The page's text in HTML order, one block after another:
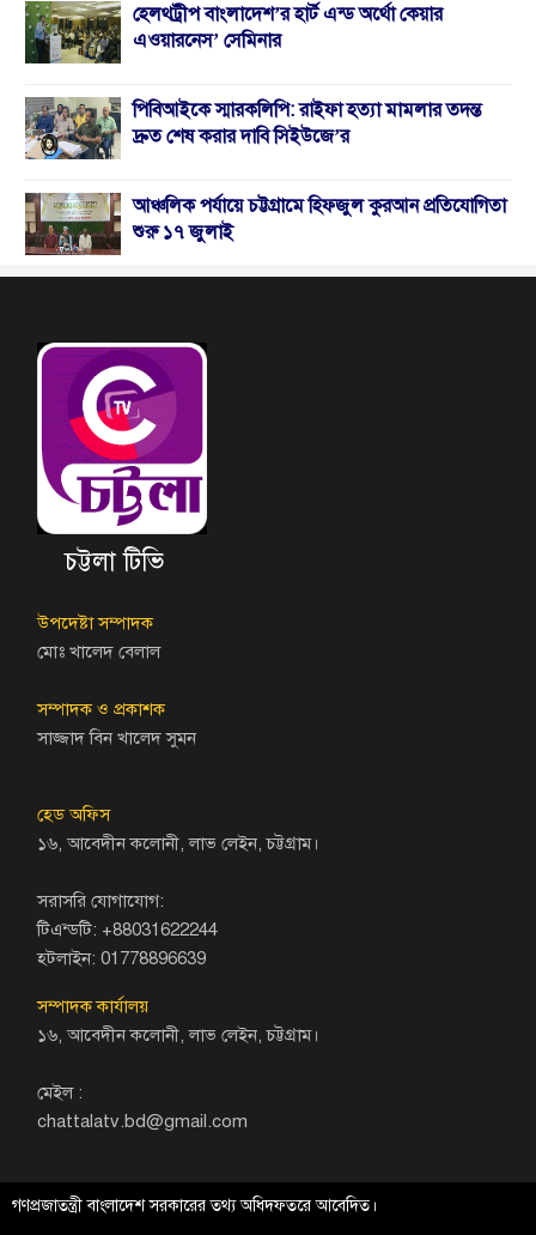
হেলথট্রীপ বাংলাদেশ’র হার্ট এন্ড অর্থো কেয়ার
এওয়ারনেস’ সেমিনার
পিবিআইকে স্মারকলিপি: রাইফা হত্যা মামলার তদন্ত
দ্রুত শেষ করার দাবি সিইউজে’র
আঞ্চলিক পর্যায়ে চট্টগ্রামে হিফজুল কুরআন প্রতিযোগিতা
শুরু ১৭ জুলাই
চট্টলা টিভি
উপদেষ্টা সম্পাদক
মোঃ খালেদ বেলাল
সম্পাদক ও প্রকাশক
সাজ্জাদ বিন খালেদ সুমন
হেড অফিস
১৬, আবেদীন কলোনী, লাভ লেইন, চট্টগ্রাম।
সরাসরি যোগাযোগ:
টিএন্ডটি: +88031622244
হটলাইন: 01778896639
সম্পাদক কার্যালয়
১৬, আবেদীন কলোনী, লাভ লেইন, চট্টগ্রাম।
মেইল :
chattalatv.bd@gmail.com
গণপ্রজাতন্ত্রী বাংলাদেশ সরকারের তথ্য অধিদফতরে আবেদিত।